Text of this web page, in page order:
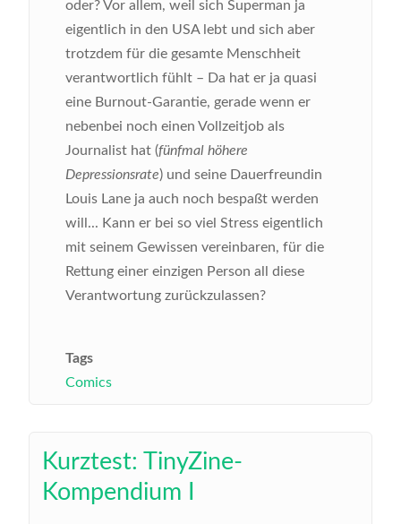
oder? Vor allem, weil sich Superman ja
eigentlich in den USA lebt und sich aber
trotzdem für die gesamte Menschheit
verantwortlich fühlt – Da hat er ja quasi
eine Burnout-Garantie, gerade wenn er
nebenbei noch einen Vollzeitjob als
Journalist hat (fünfmal höhere
Depressionsrate) und seine Dauerfreundin
Louis Lane ja auch noch bespaßt werden
will... Kann er bei so viel Stress eigentlich
mit seinem Gewissen vereinbaren, für die
Rettung einer einzigen Person all diese
Verantwortung zurückzulassen?
Tags
Comics
Kurztest: TinyZine-
Kompendium I